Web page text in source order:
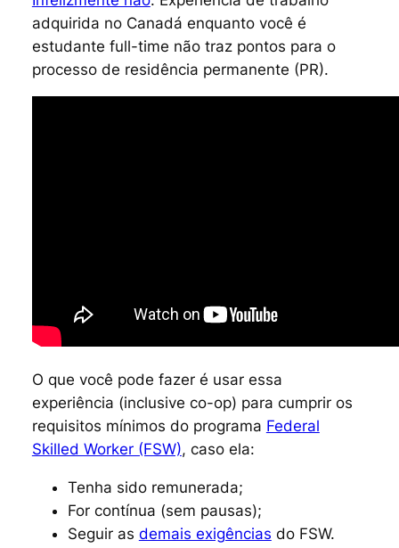
adquirida no Canadá enquanto você é
estudante full-time não traz pontos para o
processo de residência permanente (PR).
O que você pode fazer é usar essa
experiência (inclusive co-op) para cumprir os
requisitos mínimos do programa Federal
Skilled Worker (FSW), caso ela:
Tenha sido remunerada;
For contínua (sem pausas);
Seguir as demais exigências do FSW.